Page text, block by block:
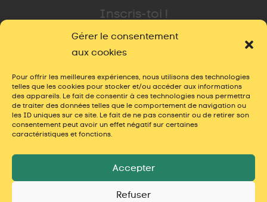
Gérer le consentement
aux cookies
Pour offrir les meilleures expériences, nous utilisons des technologies
telles que les cookies pour stocker et/ou accéder aux informations
des appareils. Le fait de consentir à ces technologies nous permettra
de traiter des données telles que le comportement de navigation ou
les ID uniques sur ce site. Le fait de ne pas consentir ou de retirer son
consentement peut avoir un effet négatif sur certaines
caractéristiques et fonctions.
Accepter
Refuser
Inscris-toi !